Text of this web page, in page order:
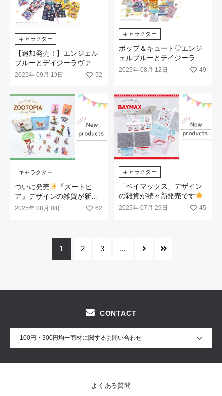
キャラクター
【追加発売！】エンジェル
ブルーとデイジーラヴァー
ズの新商品が追加で登場！
2025年 09月 19日 52
キャラクター
ポップ＆キュート♡エンジ
ェルブルーとデイジーラヴ
ァーズの新商品が新発売！
2025年 08月 12日 49
キャラクター
ついに発売
『ズートピ
ア』デザインの雑貨が新登
場します！
2025年 08月 08日 62
キャラクター
「ベイマックス」デザイン
の雑貨が続々新発売です
2025年 07月 29日 45
1 2 3 ...
CONTACT
100円・300円均一商材に関するお問い合わせ
よくある質問